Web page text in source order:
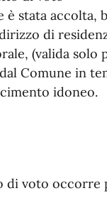
è stata
di
(valida
Comune in
idoneo.
voto occorre